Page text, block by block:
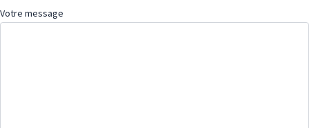
Votre message